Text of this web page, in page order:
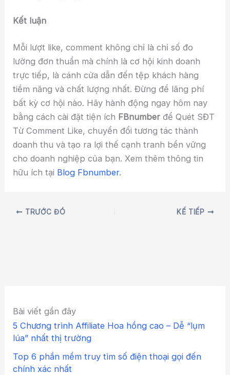
Kết luận
Mỗi lượt like, comment không chỉ là chỉ số đo
lường đơn thuần mà chính là cơ hội kinh doanh
trực tiếp, là cánh cửa dẫn đến tệp khách hàng
tiềm năng và chất lượng nhất. Đừng để lãng phí
bất kỳ cơ hội nào. Hãy hành động ngay hôm nay
bằng cách cài đặt tiện ích FBnumber để Quét SĐT
Từ Comment Like, chuyển đổi tương tác thành
doanh thu và tạo ra lợi thế cạnh tranh bền vững
cho doanh nghiệp của bạn. Xem thêm thông tin
hữu ích tại Blog Fbnumber.
TRƯỚC ĐÓ KẾ TIẾP
Bài viết gần đây
5 Chương trình Affiliate Hoa hồng cao – Dễ “lụm
lúa” nhất thị trường
Top 6 phần mềm truy tìm số điện thoại gọi đến
chính xác nhất